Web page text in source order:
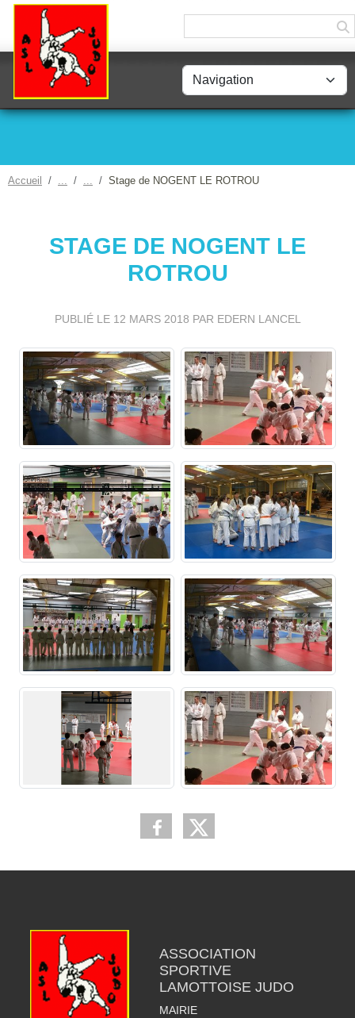
Accueil Stage de NOGENT LE ROTROU
STAGE DE NOGENT LE
ROTROU
PUBLIÉ LE 12 MARS 2018 PAR EDERN LANCEL
ASSOCIATION
SPORTIVE
LAMOTTOISE JUDO
MAIRIE
Panneau de gestion des cookies